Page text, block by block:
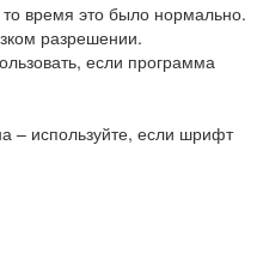
то время это было нормально.
разрешении.
если программа
– используйте, если шрифт